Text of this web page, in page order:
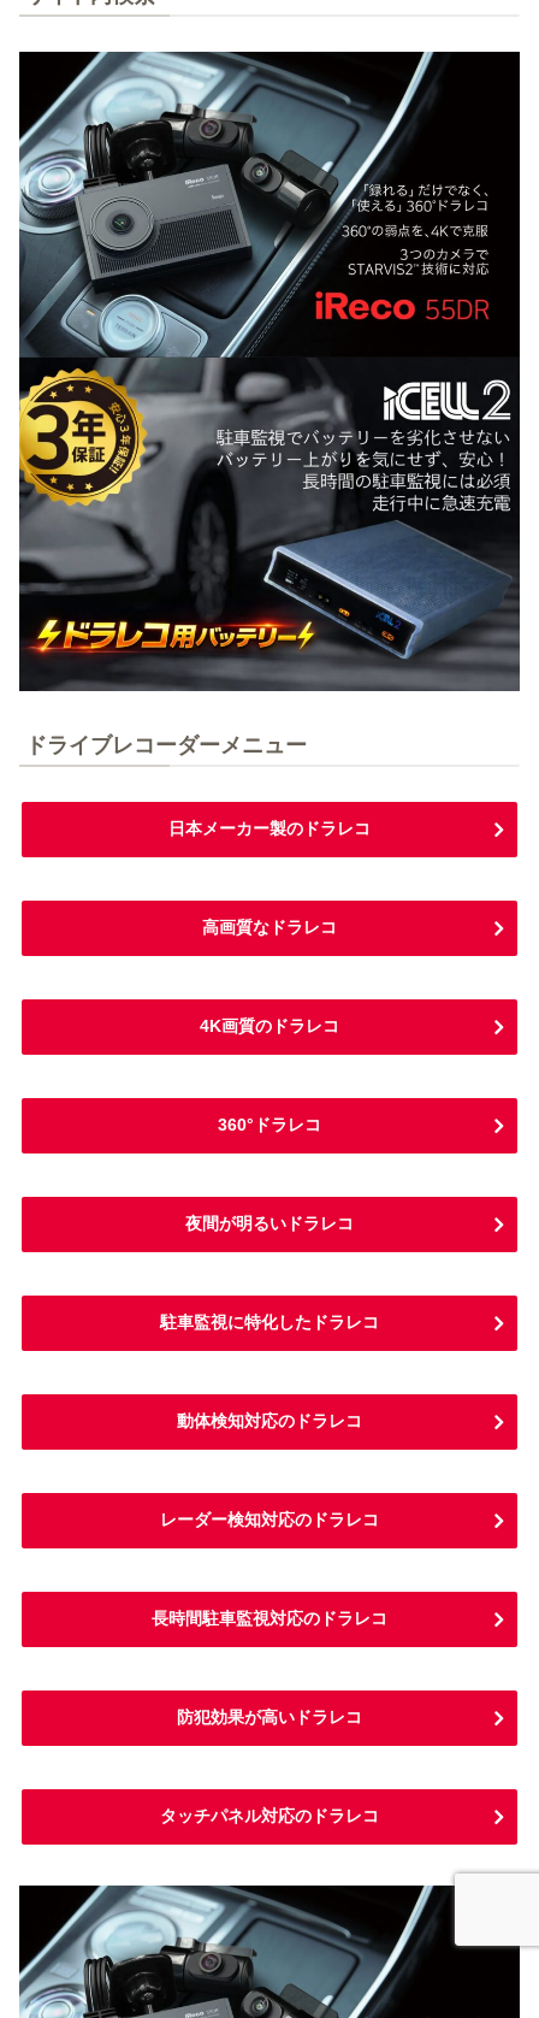
ドライブレコーダーメニュー
日本メーカー製のドラレコ
高画質なドラレコ
4K画質のドラレコ
360°ドラレコ
夜間が明るいドラレコ
駐車監視に特化したドラレコ
動体検知対応のドラレコ
レーダー検知対応のドラレコ
長時間駐車監視対応のドラレコ
防犯効果が高いドラレコ
タッチパネル対応のドラレコ